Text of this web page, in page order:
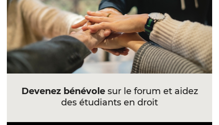
Devenez bénévolesur le forum et aidez
des étudiants en droit